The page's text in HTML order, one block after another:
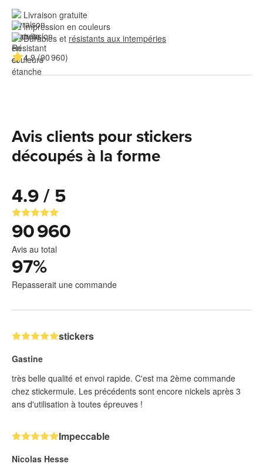
Livraison gratuite
Impression en couleurs
Durables et résistants aux intempéries
4.9 (90 960)
Avis clients pour stickers
découpés à la forme
4.9 / 5
90 960
Avis au total
97%
Repasserait une commande
stickers
Gastine
très belle qualité et envoi rapide. C'est ma 2ème commande
chez stickermule. Les précédents sont encore nickels après 3
ans d'utilisation à toutes épreuves !
Impeccable
Nicolas Hesse